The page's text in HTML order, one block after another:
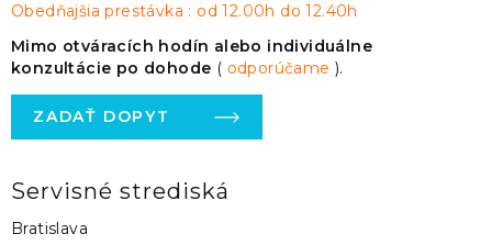
Obedňajšia prestávka : od 12.00h do 12.40h
Mimo otváracích hodín alebo individuálne
konzultácie po dohode ( odporúčame).
ZADAŤ DOPYT
Servisné strediská
Bratislava